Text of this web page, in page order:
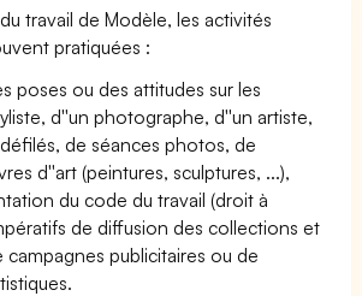
travail de Modèle, les activités
pratiquées :
poses ou des attitudes sur les
d''un photographe, d''un artiste,
de séances photos, de
d''art (peintures, sculptures, ...),
du code du travail (droit à
de diffusion des collections et
publicitaires ou de